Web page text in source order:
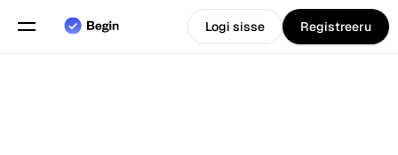
Logi sisse Registreeru